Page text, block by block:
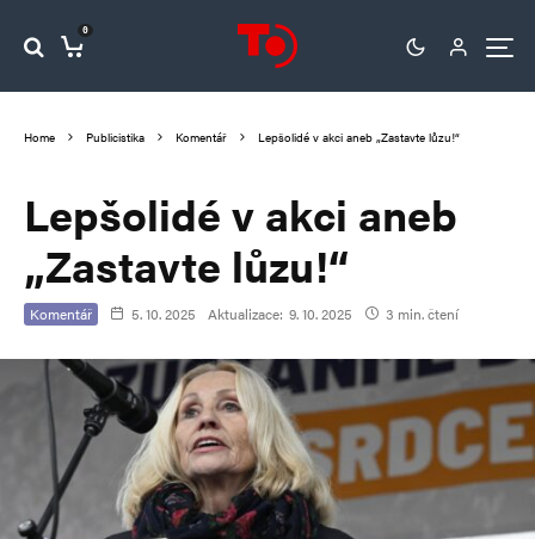
0
Home Publicistika Komentář Lepšolidé v akci aneb „Zastavte lůzu!“
Lepšolidé v akci aneb
„Zastavte lůzu!“
Komentář 5. 10. 2025 Aktualizace: 9. 10. 2025 3 min. čtení